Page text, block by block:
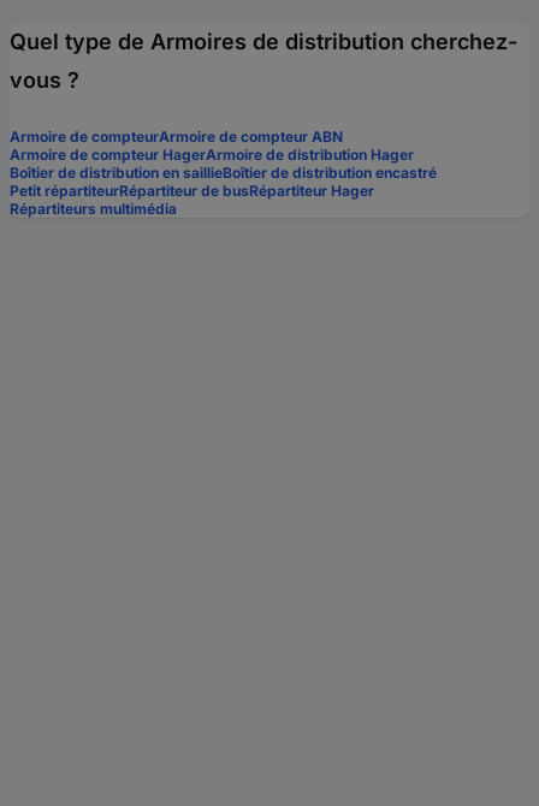
Quel type de Armoires de distribution cherchez-
vous ?
Armoire de compteurArmoire de compteur ABN
Armoire de compteur HagerArmoire de distribution Hager
Boîtier de distribution en saillieBoîtier de distribution encastré
Petit répartiteurRépartiteur de busRépartiteur Hager
Répartiteurs multimédia